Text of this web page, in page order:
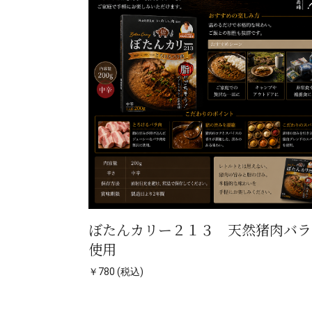
ぼたんカリー２１３ 天然猪肉バ
使用
￥780 (税込)